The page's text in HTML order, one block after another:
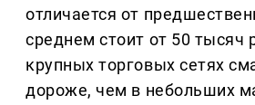
отличается от
среднем стоит от 50 тысяч
крупных торговых сетях
дороже, чем в небольших